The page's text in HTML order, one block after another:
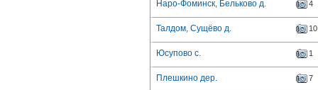
Наро-Фоминск, Бельково д. 4
Талдом, Сущёво д. 10
Юсупово с. 1
Плешкино дер. 7